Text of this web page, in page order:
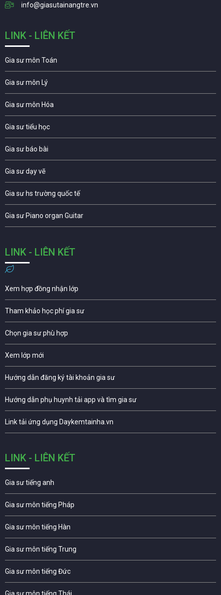
info@giasutainangtre.vn
LINK - LIÊN KẾT
Gia sư môn Toán
Gia sư môn Lý
Gia sư môn Hóa
Gia sư tiểu học
Gia sư báo bài
Gia sư dạy vẽ
Gia sư hs trường quốc tế
Gia sư Piano organ Guitar
LINK - LIÊN KẾT
Xem hợp đồng nhận lớp
Tham khảo học phí gia sư
Chọn gia sư phù hợp
Xem lớp mới
Hướng dẫn đăng ký tài khoản gia sư
Hướng dẫn phụ huynh tải app và tìm gia sư
Link tải ứng dụng Daykemtainha.vn
LINK - LIÊN KẾT
Gia sư tiếng anh
Gia sư môn tiếng Pháp
Gia sư môn tiếng Hàn
Gia sư môn tiếng Trung
Gia sư môn tiếng Đức
Gia sư môn tiếng Thái